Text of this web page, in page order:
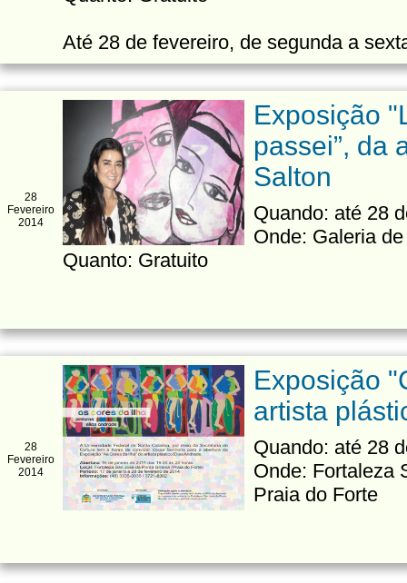
Até 28 de fevereiro, de segunda a
28
Fevereiro
2014
Exposição
passei”, da
Salton
Quando: até 28
Onde: Galeria
Quanto: Gratuito
28
Fevereiro
2014
Exposição
artista
Quando: até 28
Onde: Fortaleza
Praia do Forte